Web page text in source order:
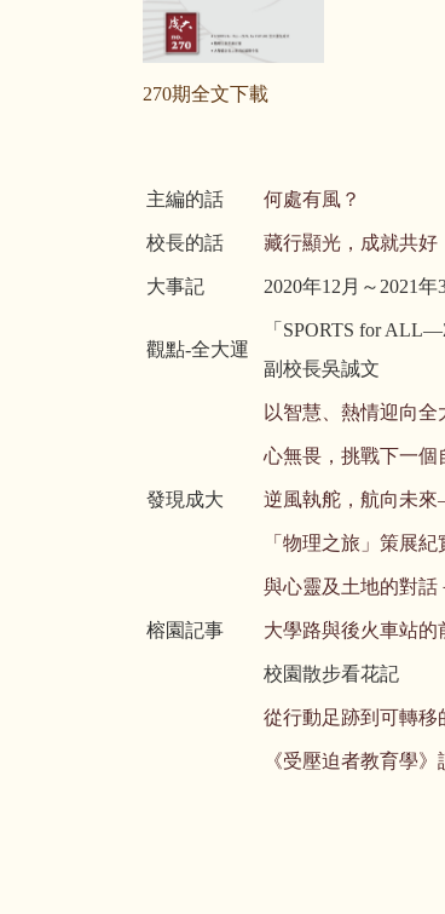
270期全文下載
主編的話 何處有風？
校長的話 藏行顯光，成就共好
大事記 2020年12月～2021
觀點-全大運
「SPORTS for
副校長吳誠文
以智慧、熱情迎向全
心無畏，挑戰下一個
發現成大 逆風執舵，航向未
「物理之旅」策展紀
與心靈及土地的對話
榕園記事 大學路與後火車站的
校園散步看花記
從行動足跡到可轉移
《受壓迫者教育學